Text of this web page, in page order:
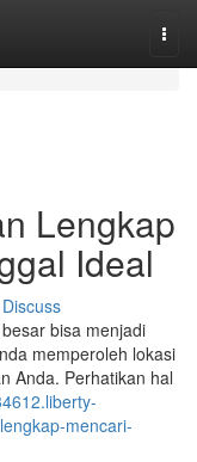
Lengkap
Ideal
Discuss
bisa menjadi
memperoleh lokasi
Anda. Perhatikan hal
mencari-